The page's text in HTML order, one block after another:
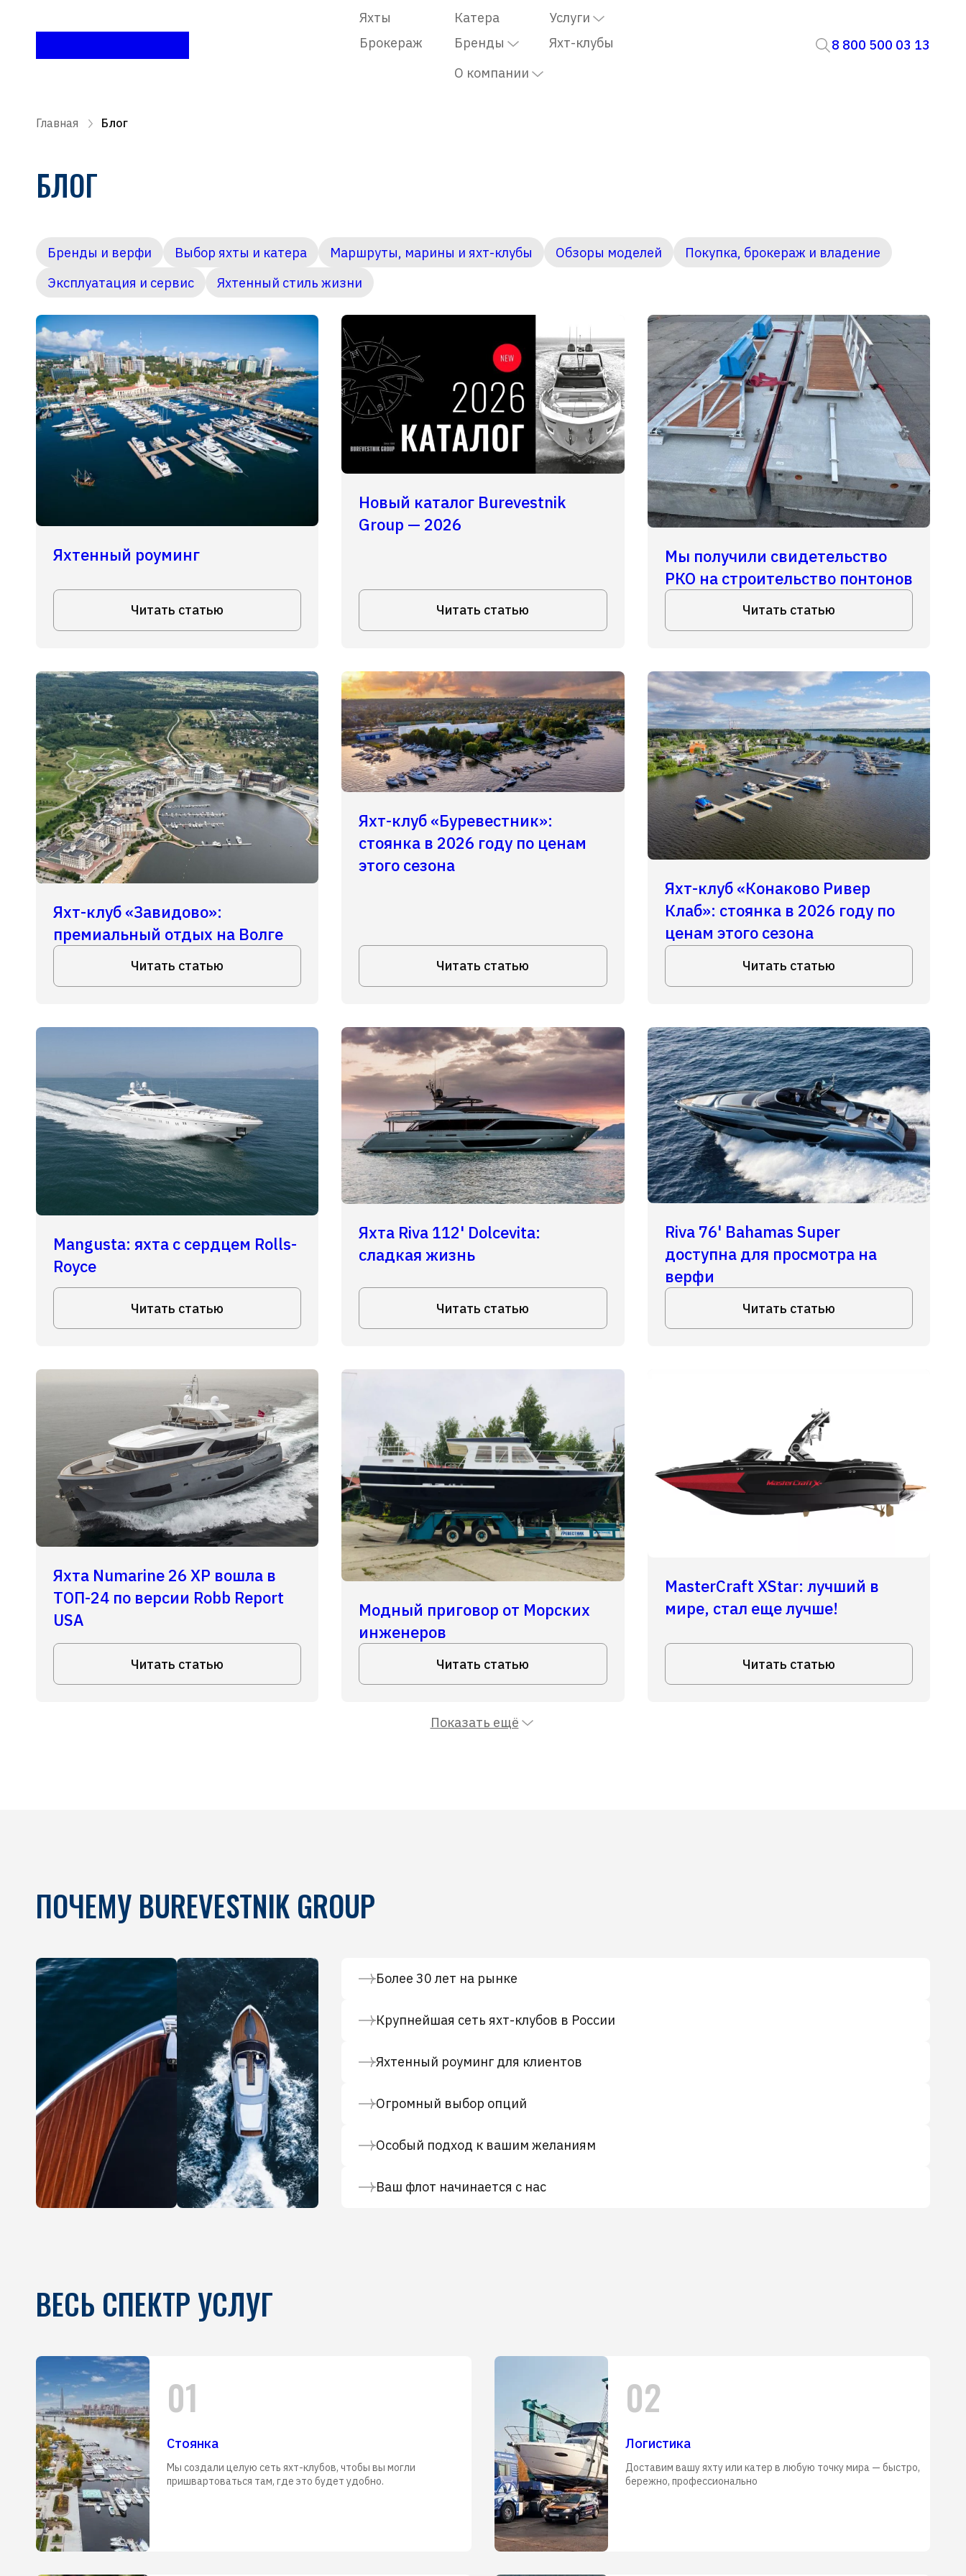
Яхты
Катера
Брокераж
Бренды
Услуги
Яхт-клубы
О компании
8 800 500 03 13
Главная Блог
БЛОГ
Бренды и верфи Выбор яхты и катера Маршруты, марины и яхт-клубы Обзоры моделей
Покупка, брокераж и владение
Эксплуатация и сервис
Яхтенный стиль жизни
Яхтенный роуминг
Читать статью
Новый каталог Burevestnik
Group — 2026
Читать статью
Мы получили свидетельство
РКО на строительство понтонов
Читать статью
Яхт-клуб «Завидово»:
премиальный отдых на Волге
Читать статью
Яхт-клуб «Буревестник»:
стоянка в 2026 году по ценам
этого сезона
Читать статью
Яхт-клуб «Конаково Ривер
Клаб»: стоянка в 2026 году по
ценам этого сезона
Читать статью
Mangusta: яхта с сердцем Rolls-
Royce
Читать статью
Яхта Riva 112' Dolcevita:
сладкая жизнь
Читать статью
Riva 76' Bahamas Super
доступна для просмотра на
верфи
Читать статью
Яхта Numarine 26 XP вошла в
ТОП-24 по версии Robb Report
USA
Читать статью
Модный приговор от Морских
инженеров
Читать статью
MasterCraft XStar: лучший в
мире, стал еще лучше!
Читать статью
Показать ещё
ПОЧЕМУ BUREVESTNIK GROUP
Более 30 лет на рынке
Крупнейшая сеть яхт-клубов в России
Яхтенный роуминг для клиентов
Огромный выбор опций
Особый подход к вашим желаниям
Ваш флот начинается с нас
ВЕСЬ СПЕКТР УСЛУГ
01
Стоянка
Мы создали целую сеть яхт-клубов, чтобы вы могли
пришвартоваться там, где это будет удобно.
02
Логистика
Доставим вашу яхту или катер в любую точку мира — быстро,
бережно, профессионально